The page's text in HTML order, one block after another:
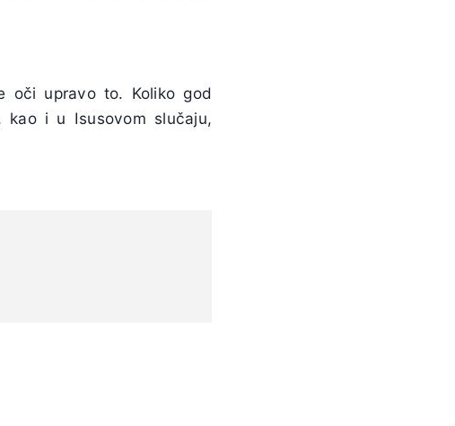
oči upravo to. Koliko god
i u Isusovom slučaju,